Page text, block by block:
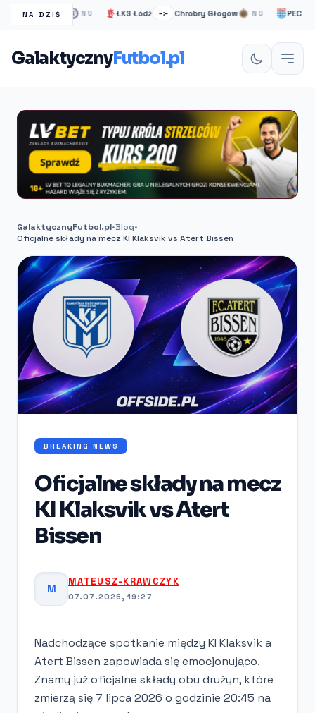
NA DZIŚ
Londyn NS ŁKS Łódź –:– Chrobry Głogów NS PEC Zwolle
GalaktycznyFutbol.pl
GalaktycznyFutbol.pl•Blog•
Oficjalne składy na mecz KI Klaksvik vs Atert Bissen
BREAKING NEWS
Oficjalne składy na mecz
KI Klaksvik vs Atert
Bissen
M
MATEUSZ-KRAWCZYK
07.07.2026, 19:27
Nadchodzące spotkanie między KI Klaksvik a
Atert Bissen zapowiada się emocjonująco.
Znamy już oficjalne składy obu drużyn, które
zmierzą się 7 lipca 2026 o godzinie 20:45 na